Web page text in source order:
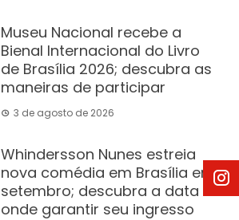
Museu Nacional recebe a
Bienal Internacional do Livro
de Brasília 2026; descubra as
maneiras de participar
3 de agosto de 2026
Whindersson Nunes estreia
nova comédia em Brasília em
setembro; descubra a data e
onde garantir seu ingresso